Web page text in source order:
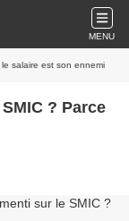
MENU
salaire est son ennemi
? Parce